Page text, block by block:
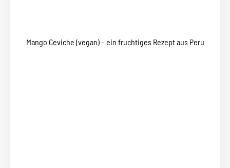
Mango Ceviche (vegan) – ein fruchtiges Rezept aus Peru